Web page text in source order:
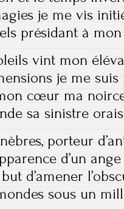
je me vis
présidant à
vint mon
je me
cœur ma
sa sinistre
porteur
d’un
d’amener
sous un